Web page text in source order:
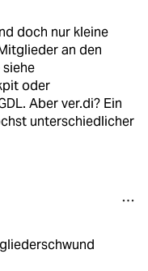
doch nur kleine
an den
oder
Aber ver.di? Ein
unterschiedlicher